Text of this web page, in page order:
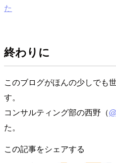
た
終わりに
このブログがほんの少しでも
す。
コンサルティング部の西野（
た。
この記事をシェアする